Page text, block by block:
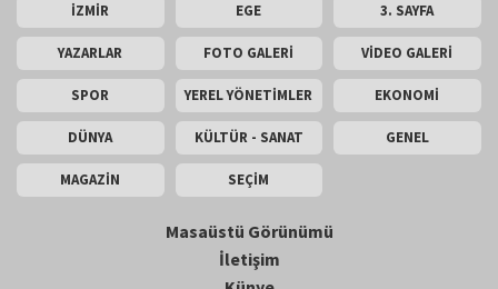
İZMİR EGE 3. SAYFA
YAZARLAR FOTO GALERİ VİDEO GALERİ
SPOR YEREL YÖNETİMLER EKONOMİ
DÜNYA KÜLTÜR - SANAT GENEL
MAGAZİN SEÇİM
Masaüstü Görünümü
İletişim